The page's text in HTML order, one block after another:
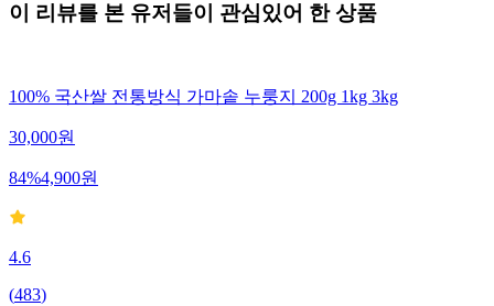
이 리뷰를 본 유저들이 관심있어 한 상품
100% 국산쌀 전통방식 가마솥 누룽지 200g 1kg 3kg
30,000원
84%4,900원
4.6
(483)